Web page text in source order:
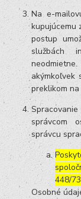
Na e-
kupujúcemu
postup
službách
akýmkoľvek
preklikom
správcom
správcu
448/
Osobné